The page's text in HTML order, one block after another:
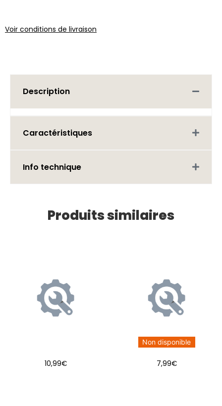
Voir conditions de livraison
Description
Caractéristiques
Info technique
Produits similaires
10,99€
Non disponible
7,99€